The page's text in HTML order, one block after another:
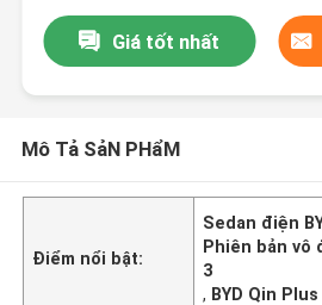
Giá tốt nhất
Mô Tả SảN PHẩM
Điểm nổi bật:
Sedan điện
Phiên bản vô
3
, BYD Qin